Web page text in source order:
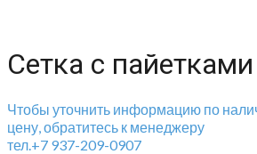
Сетка с пайетками
Чтобы уточнить информацию по
цену, обратитесь к менеджеру
тел.+7 937-209-0907